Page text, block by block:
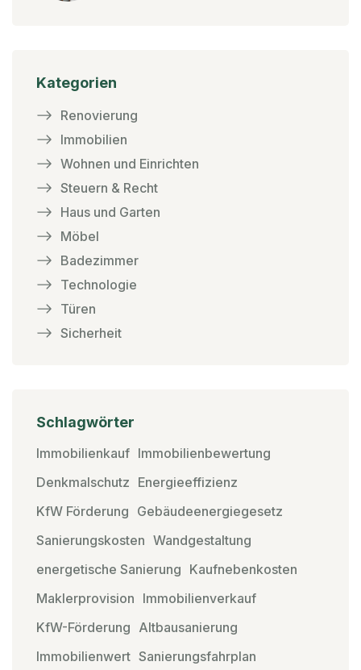
Kategorien
Renovierung
Immobilien
Wohnen und Einrichten
Steuern & Recht
Haus und Garten
Möbel
Badezimmer
Technologie
Türen
Sicherheit
Schlagwörter
Immobilienkauf Immobilienbewertung
Denkmalschutz Energieeffizienz
KfW Förderung Gebäudeenergiegesetz
Sanierungskosten Wandgestaltung
energetische Sanierung Kaufnebenkosten
Maklerprovision Immobilienverkauf
KfW-Förderung Altbausanierung
Immobilienwert Sanierungsfahrplan